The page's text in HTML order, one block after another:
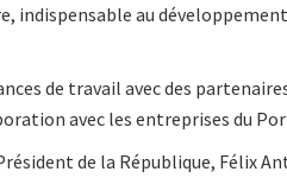
indispensable au
de travail avec des
avec les entreprises du
de la République, Félix